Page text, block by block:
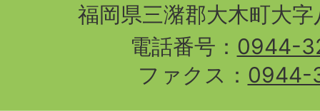
福岡県三潴郡大木町大
電話番号： 0944-
ファクス： 0944-